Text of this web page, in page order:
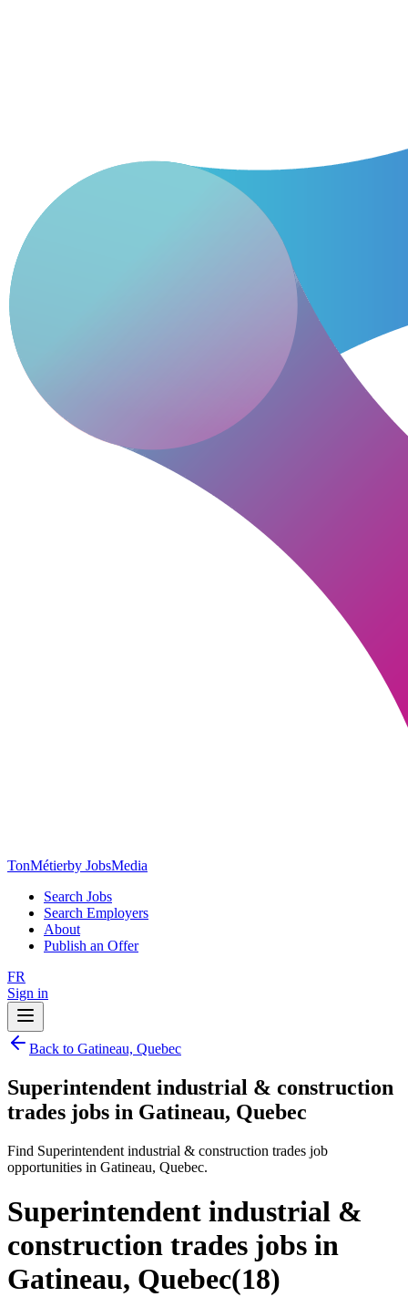
TonMétierby JobsMedia
Search Jobs
Search Employers
About
Publish an Offer
FR
Sign in
Back to Gatineau, Quebec
Superintendent industrial & construction
trades jobs in Gatineau, Quebec
Find Superintendent industrial & construction trades job
opportunities in Gatineau, Quebec.
Superintendent industrial &
construction trades jobs in
Gatineau, Quebec(18)